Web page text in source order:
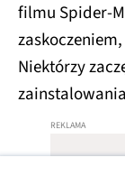
filmu Spider-
Niektórzy